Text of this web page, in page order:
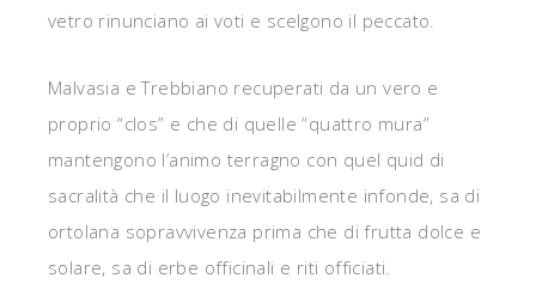
vetro rinunciano ai voti e scelgono il peccato.
Malvasia e Trebbiano recuperati da un vero e
proprio “clos” e che di quelle “quattro mura”
mantengono l’animo terragno con quel quid di
sacralità che il luogo inevitabilmente infonde, sa di
ortolana sopravvivenza prima che di frutta dolce e
solare, sa di erbe officinali e riti officiati.